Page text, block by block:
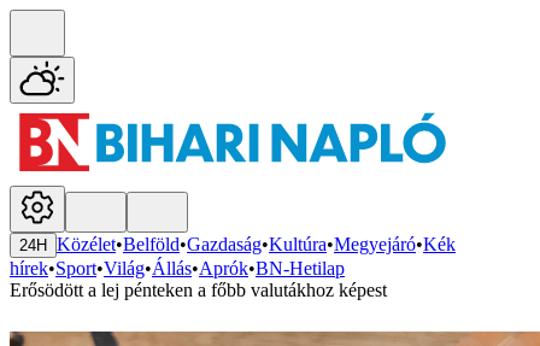
24H Közélet•Belföld•Gazdaság•Kultúra•Megyejáró•Kék
hírek•Sport•Világ•Állás•Aprók•BN-Hetilap
Erősödött a lej pénteken a főbb valutákhoz képest